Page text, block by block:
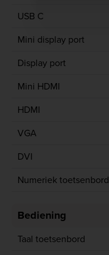
USB C
Mini display port
Display port
Mini HDMI
HDMI
VGA
DVI
Numeriek toetsenbord
Bediening
Taal toetsenbord